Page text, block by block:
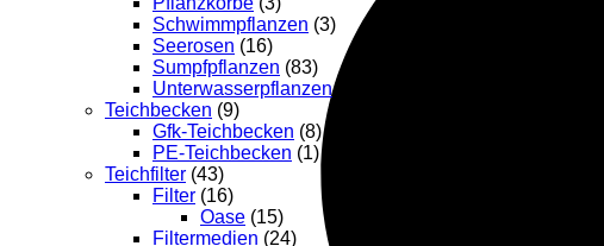
Schwimmpflanzen (3)
Seerosen (16)
Sumpfpflanzen (83)
Unterwasserpflanzen
Teichbecken (9)
Gfk-Teichbecken (8)
PE-Teichbecken (1)
Teichfilter (43)
Filter (16)
Oase (15)
Filtermedien (24)